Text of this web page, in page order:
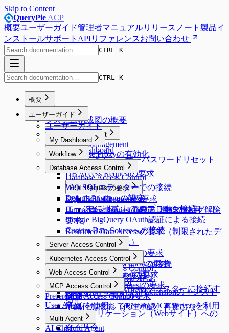
Skip to Content
QueryPie ACP
概要ユーザーガイド管理者マニュアルリリースノート 製品イ
ンストールサポート APIリファレンスお問い合わせ
CTRL K
CTRL K
概要
Overview
システム構成図の概要
Proxy Management
Proxy Management
Database Proxyの有効化
ユーザーガイド
ユーザーガイド
My Dashboard
My Dashboard
Emailによるユーザーパスワードリセット
Workflow
Workflow
DB Access Requestの要求
SQL Requestの要求
SQL Request要求
実行計画（Explain）機能の使用
SQL Export Requestの要求
Unmasking Requestの要求（マスキング解除
要求）
Restricted Data Accessの要求（制限されたデ
ータアクセス要求）
Server Access Requestの要求
Server Privilege Requestの要求
Access Role Requestの要求
IP Registration Requestの要求
DBポリシー例外の要求
承認付加機能（代理承認、再提出など）
Database Access Control
Database Access Control
Web SQLエディターでの接続
Default Privilegeの設定
エージェントなしでのプロキシ接続
Google BigQuery OAuth認証による接続
Custom Data Sourceへの接続
Server Access Control
Server Access Control
認証されたサーバーへの接続
Webターミナルの使用
Web SFTPの使用
Kubernetes Access Control
Kubernetes Access Control
アクセス権限一覧の確認
Web ClientでKubernetesクラスターに接続す
る
Web Access Control
Web Access Control
Root CA証明書およびExtensionのインスト
ール
Webアプリケーション（Webサイト）への
アクセス
MCP Access Control
MCP Access Control
MACを使用してRemote MCP Serversを利用
する
Preferences
User Agent
Multi Agent
Multi Agent
AI Chat